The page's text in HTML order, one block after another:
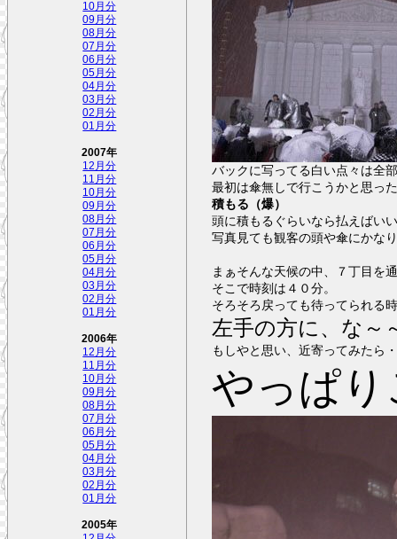
10月分
09月分
08月分
07月分
06月分
05月分
04月分
03月分
02月分
01月分
2007年
12月分
11月分
10月分
09月分
08月分
07月分
06月分
05月分
04月分
03月分
02月分
01月分
2006年
12月分
11月分
10月分
09月分
08月分
07月分
06月分
05月分
04月分
03月分
02月分
01月分
2005年
バックに写ってる白い点々は全
最初は傘無しで行こうかと思っ
積もる（爆）
頭に積もるぐらいなら払えばい
写真見ても観客の頭や傘にかな
まぁそんな天候の中、７丁目を
そこで時刻は４０分。
そろそろ戻っても待ってられる
左手の方に、な～
もしやと思い、近寄ってみたら
やっぱ